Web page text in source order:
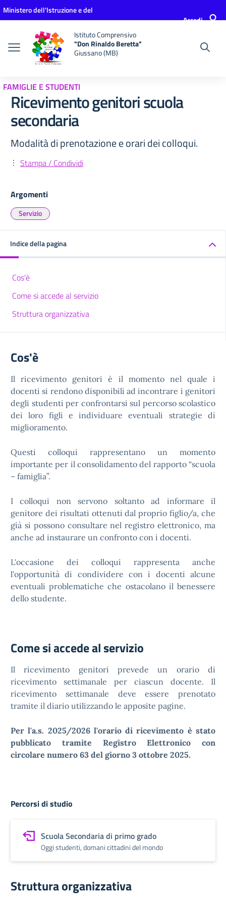
Vai ai contenuti
Vai al menu di navigazione
Vai al footer
Ministero dell'Istruzione e del
Accedi
Istituto Comprensivo
"Don Rinaldo Beretta"
Giussano (MB)
FAMIGLIE E STUDENTI
Ricevimento genitori scuola
secondaria
Modalità di prenotazione e orari dei colloqui.
Stampa / Condividi
Argomenti
Servizio
Indice della pagina
Cos'è
Come si accede al servizio
Struttura organizzativa
Cos'è
Il ricevimento genitori è il momento nel quale i
docenti si rendono disponibili ad incontrare i genitori
degli studenti per confrontarsi sul percorso scolastico
dei loro figli e individuare eventuali strategie di
miglioramento.
Questi colloqui rappresentano un momento
importante per il consolidamento del rapporto “scuola
– famiglia”.
I colloqui non servono soltanto ad informare il
genitore dei risultati ottenuti dal proprio figlio/a, che
già si possono consultare nel registro elettronico, ma
anche ad instaurare un confronto con i docenti.
L'occasione dei colloqui rappresenta anche
l'opportunità di condividere con i docenti alcune
eventuali problematiche che ostacolano il benessere
dello studente.
Come si accede al servizio
Il ricevimento genitori prevede un orario di
ricevimento settimanale per ciascun docente. Il
ricevimento settimanale deve essere prenotato
tramite il diario utilizzando le apposite pagine.
Per l'a.s. 2025/2026 l'orario di ricevimento è stato
pubblicato tramite Registro Elettronico con
circolare numero 63 del giorno 3 ottobre 2025.
Percorsi di studio
Scuola Secondaria di primo grado
Oggi studenti, domani cittadini del mondo
Struttura organizzativa